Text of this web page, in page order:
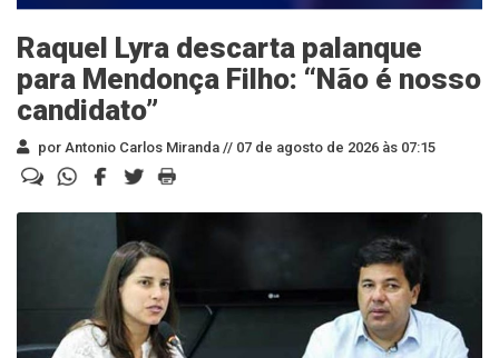
Raquel Lyra descarta palanque
para Mendonça Filho: “Não é nosso
candidato”
por Antonio Carlos Miranda // 07 de agosto de 2026 às 07:15